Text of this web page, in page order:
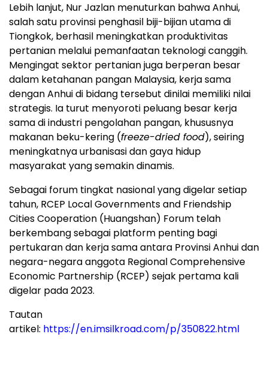
Lebih lanjut, Nur Jazlan menuturkan bahwa Anhui,
salah satu provinsi penghasil biji-bijian utama di
Tiongkok, berhasil meningkatkan produktivitas
pertanian melalui pemanfaatan teknologi canggih.
Mengingat sektor pertanian juga berperan besar
dalam ketahanan pangan Malaysia, kerja sama
dengan Anhui di bidang tersebut dinilai memiliki nilai
strategis. Ia turut menyoroti peluang besar kerja
sama di industri pengolahan pangan, khususnya
makanan beku-kering (freeze-dried food), seiring
meningkatnya urbanisasi dan gaya hidup
masyarakat yang semakin dinamis.
Sebagai forum tingkat nasional yang digelar setiap
tahun, RCEP Local Governments and Friendship
Cities Cooperation (Huangshan) Forum telah
berkembang sebagai platform penting bagi
pertukaran dan kerja sama antara Provinsi Anhui dan
negara-negara anggota Regional Comprehensive
Economic Partnership (RCEP) sejak pertama kali
digelar pada 2023.
Tautan
artikel: https://en.imsilkroad.com/p/350822.html